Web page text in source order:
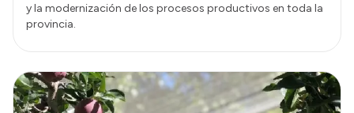
y la modernización de los procesos productivos en toda la
provincia.